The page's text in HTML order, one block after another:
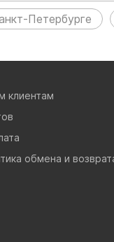
Петербурге
клиентам
обмена и